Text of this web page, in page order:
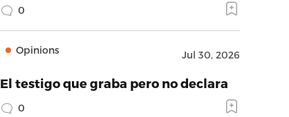
0
Opinions Jul 30, 2026
El testigo que graba pero no declara
0